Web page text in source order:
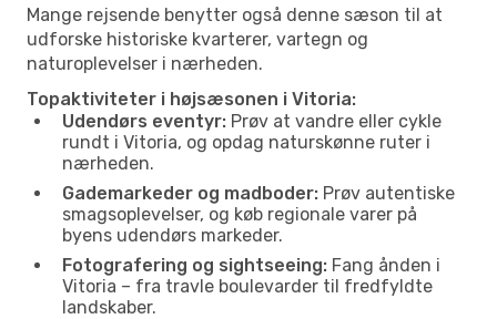
Mange rejsende benytter også denne sæson til at
udforske historiske kvarterer, vartegn og
naturoplevelser i nærheden.
Topaktiviteter i højsæsonen i Vitoria:
Udendørs eventyr: Prøv at vandre eller cykle
rundt i Vitoria, og opdag naturskønne ruter i
nærheden.
Gademarkeder og madboder: Prøv autentiske
smagsoplevelser, og køb regionale varer på
byens udendørs markeder.
Fotografering og sightseeing: Fang ånden i
Vitoria – fra travle boulevarder til fredfyldte
landskaber.